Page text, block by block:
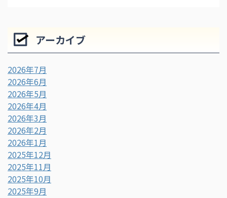
アーカイブ
2026年7月
2026年6月
2026年5月
2026年4月
2026年3月
2026年2月
2026年1月
2025年12月
2025年11月
2025年10月
2025年9月